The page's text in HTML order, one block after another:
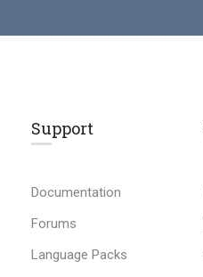
Support
Documentation
Forums
Language Packs